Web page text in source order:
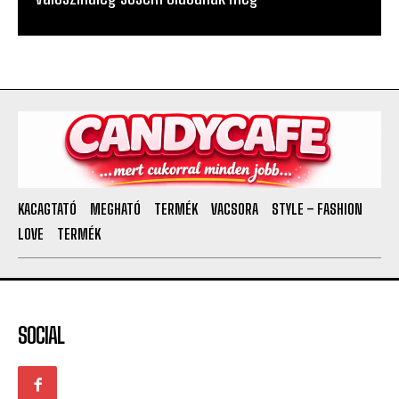
KACAGTATÓ MEGHATÓ TERMÉK VACSORA
STYLE – FASHION
LOVE
TERMÉK
SOCIAL